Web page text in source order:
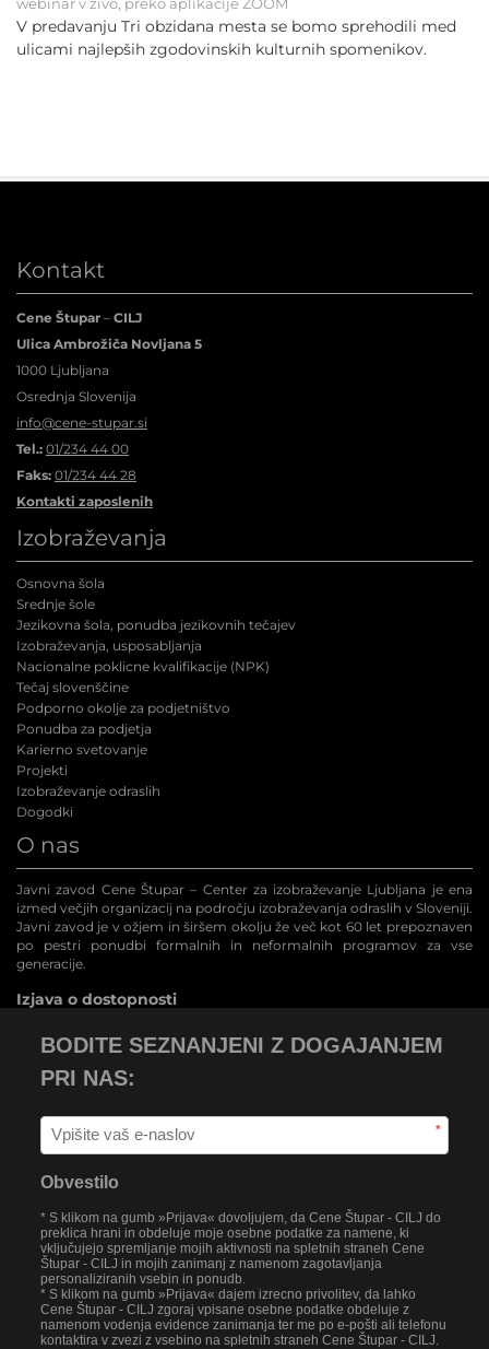
V predavanju Tri obzidana mesta se bomo sprehodili med
ulicami najlepših zgodovinskih kulturnih spomenikov.
Kontakt
Cene Štupar – CILJ
Ulica Ambrožiča Novljana 5
1000 Ljubljana
Osrednja Slovenija
info@cene-stupar.si
Tel.: 01/234 44 00
Faks: 01/234 44 28
Kontakti zaposlenih
Izobraževanja
Osnovna šola
Srednje šole
Jezikovna šola, ponudba jezikovnih tečajev
Izobraževanja, usposabljanja
Nacionalne poklicne kvalifikacije (NPK)
Tečaj slovenščine
Podporno okolje za podjetništvo
Ponudba za podjetja
Karierno svetovanje
Projekti
Izobraževanje odraslih
Dogodki
O nas
Javni zavod Cene Štupar – Center za izobraževanje Ljubljana je ena
izmed večjih organizacij na področju izobraževanja odraslih v Sloveniji.
Javni zavod je v ožjem in širšem okolju že več kot 60 let prepoznaven
po pestri ponudbi formalnih in neformalnih programov za vse
generacije.
Izjava o dostopnosti
BODITE SEZNANJENI Z DOGAJANJEM
PRI NAS:
*
Obvestilo
* S klikom na gumb »Prijava« dovoljujem, da Cene Štupar - CILJ do
preklica hrani in obdeluje moje osebne podatke za namene, ki
vključujejo spremljanje mojih aktivnosti na spletnih straneh Cene
Štupar - CILJ in mojih zanimanj z namenom zagotavljanja
personaliziranih vsebin in ponudb.
* S klikom na gumb »Prijava« dajem izrecno privolitev, da lahko
Cene Štupar - CILJ zgoraj vpisane osebne podatke obdeluje z
namenom vodenja evidence zanimanja ter me po e-pošti ali telefonu
kontaktira v zvezi z vsebino na spletnih straneh Cene Štupar - CILJ.